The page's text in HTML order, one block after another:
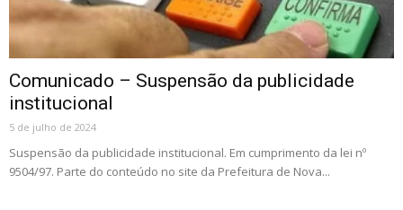
Comunicado – Suspensão da publicidade
institucional
5 de julho de 2024
Suspensão da publicidade institucional. Em cumprimento da lei nº
9504/97. Parte do conteúdo no site da Prefeitura de Nova...